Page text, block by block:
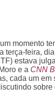
momento
terça-feira,
estava
e a CNN
cada um em
sobre